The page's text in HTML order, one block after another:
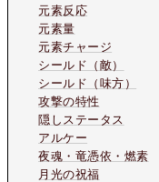
元素反応
元素量
元素チャージ
シールド（敵）
シールド（味方）
攻撃の特性
隠しステータス
アルケー
夜魂・竜憑依・燃素
月光の祝福